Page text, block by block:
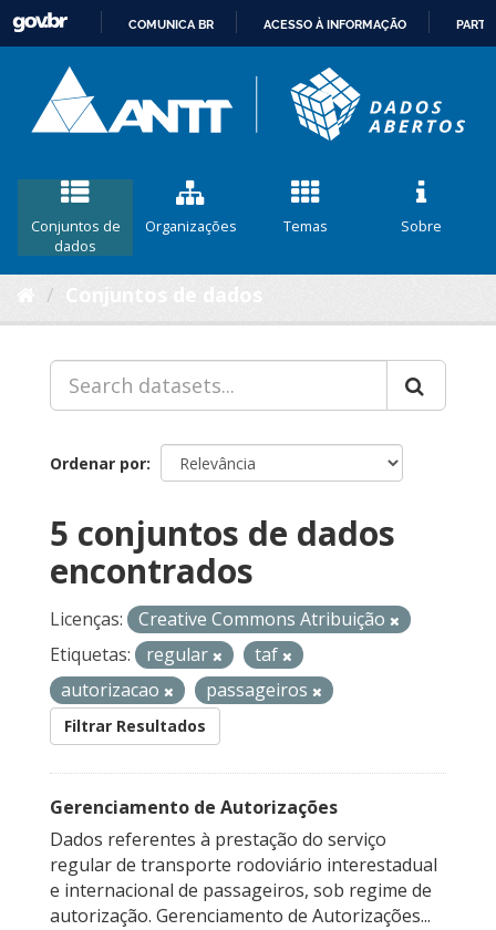
CONTEÚDO
COMUNICA BR ACESSO À INFORMAÇÃO
Conjuntos de
dados
Organizações Temas Sobre
Ordenar por
5 conjuntos de dados
encontrados
Licenças:
Creative Commons Atribuição
Etiquetas:
regular
taf
autorizacao
passageiros
Filtrar Resultados
Gerenciamento de Autorizações
Dados referentes à prestação do serviço
regular de transporte rodoviário interestadual
e internacional de passageiros, sob regime de
autorização. Gerenciamento de Autorizações...